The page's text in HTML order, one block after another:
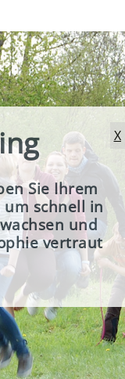
Sie Ihrem
um schnell in
und
vertraut
X